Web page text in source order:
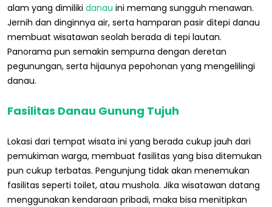
alam yang dimiliki danau ini memang sungguh menawan.
Jernih dan dinginnya air, serta hamparan pasir ditepi danau
membuat wisatawan seolah berada di tepi lautan.
Panorama pun semakin sempurna dengan deretan
pegunungan, serta hijaunya pepohonan yang mengelilingi
danau.
Fasilitas Danau Gunung Tujuh
Lokasi dari tempat wisata ini yang berada cukup jauh dari
pemukiman warga, membuat fasilitas yang bisa ditemukan
pun cukup terbatas. Pengunjung tidak akan menemukan
fasilitas seperti toilet, atau mushola. Jika wisatawan datang
menggunakan kendaraan pribadi, maka bisa menitipkan